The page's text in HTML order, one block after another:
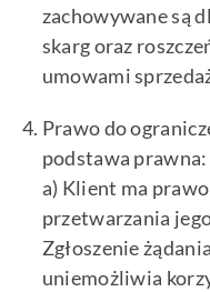
zachowywane są
skarg oraz
umowami
Prawo do
podstawa
a) Klient ma
przetwarzania
Zgłoszenie
uniemożliwia